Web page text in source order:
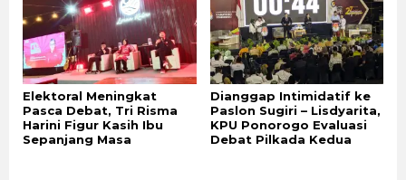
Elektoral Meningkat
Pasca Debat, Tri Risma
Harini Figur Kasih Ibu
Sepanjang Masa
Dianggap Intimidatif ke
Paslon Sugiri – Lisdyarita,
KPU Ponorogo Evaluasi
Debat Pilkada Kedua